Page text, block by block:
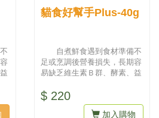
貓食好幫手Plus-40g
自煮鮮食遇到食材準備不
足或烹調後營養損失，長期容
易缺乏維生素Ｂ群、酵素、益
加補...
$ 220
加入購物